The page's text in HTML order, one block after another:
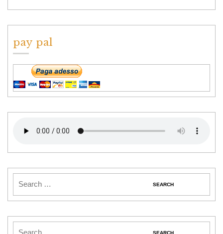
pay pal